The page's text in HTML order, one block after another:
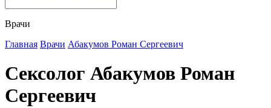
Врачи
Главная Врачи Абакумов Роман Сергеевич
Сексолог Абакумов Роман
Сергеевич